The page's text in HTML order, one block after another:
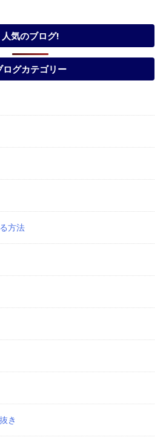
人気のブログ!
ログカテゴリー
方法
き